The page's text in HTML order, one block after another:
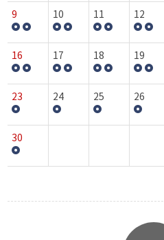
9 10 11 12
16 17 18 19
23 24 25 26
30